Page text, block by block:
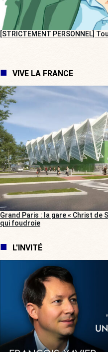
[STRICTEMENT PERSONNEL]
VIVE LA FRANCE
Grand Paris : la gare « Christ de
qui foudroie
L'INVITÉ